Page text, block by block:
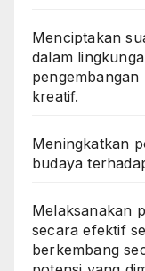
Menciptakan
dalam
kreatif.
Meningkatkan
budaya
Melaksanakan
secara efektif
berkembang